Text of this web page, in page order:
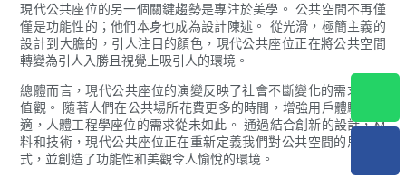
現代公共座位的另一個關鍵趨勢是專注於美學。 公共空間不再僅
僅是功能性的；他們本身也成為設計陳述。 從光滑，極簡主義的
設計到大膽的，引人注目的顏色，現代公共座位正在將公共空間
轉變為引人入勝且視覺上吸引人的環境。
總體而言，現代公共座位的演變反映了社會不斷變化的需求和價
值觀。 隨著人們在公共場所花費更多的時間，增強用戶體驗的舒
適，人體工程學座位的需求從未如此。 通過結合創新的設計，材
料和技術，現代公共座位正在重新定義我們對公共空間的思考方
式，並創造了功能性和美觀令人愉悅的環境。